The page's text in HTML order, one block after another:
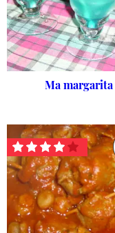
Ma margarita